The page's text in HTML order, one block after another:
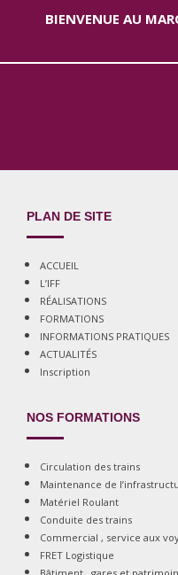
BIENVENUE AU
PLAN DE SITE
ACCUEIL
L’IFF
RÉALISATIONS
FORMATIONS
INFORMATIONS PRATIQUES
ACTUALITÉS
Inscription
NOS FORMATIONS
Circulation des trains
Maintenance de
Matériel Roulant
Conduite des trains
Commercial , service aux
FRET Logistique